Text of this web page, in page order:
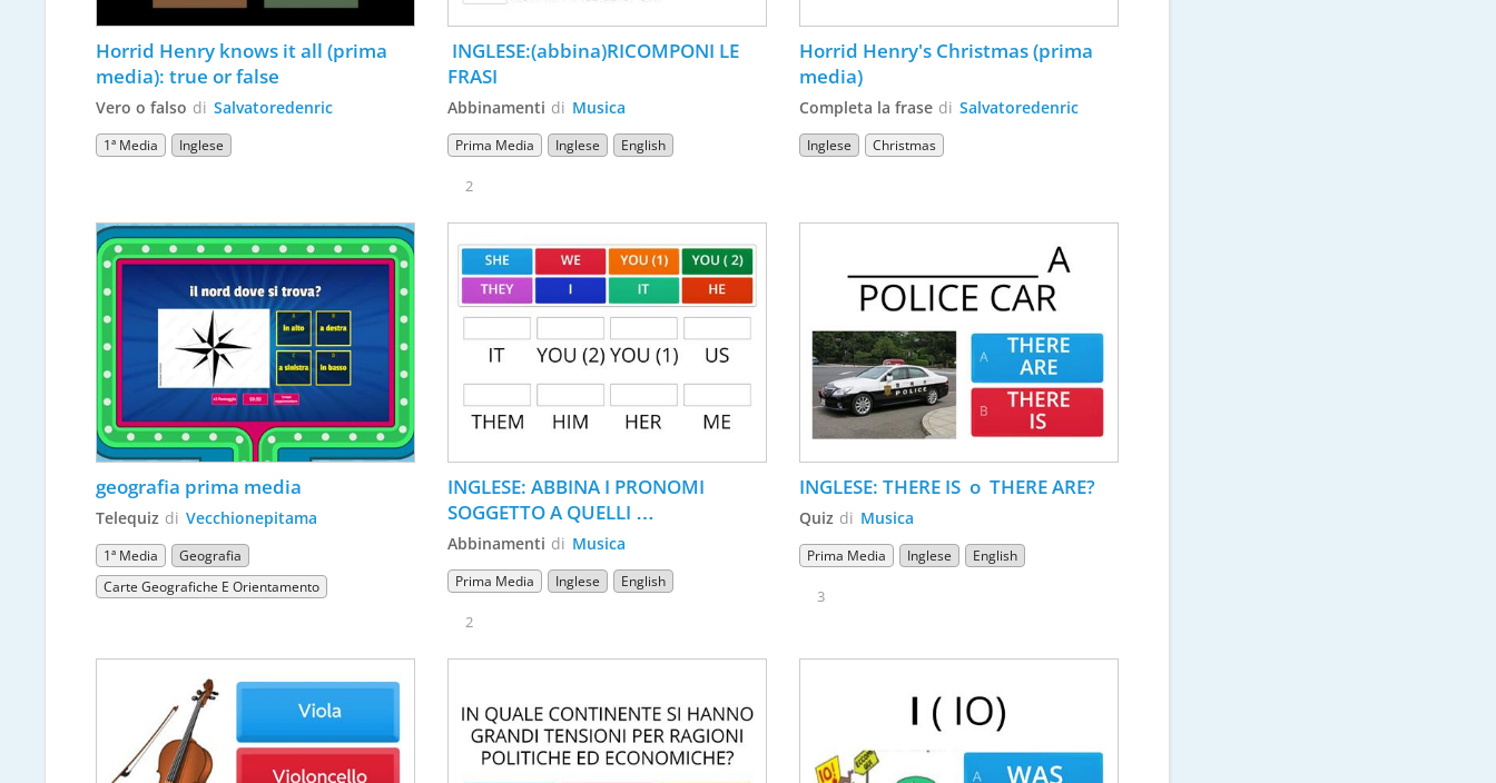
Horrid Henry knows it all (prima
media): true or false
Vero o falso di Salvatoredenric
1ª Media Inglese
INGLESE:(abbina)RICOMPONI LE
FRASI
Abbinamenti di Musica
Prima Media Inglese English
2
Horrid Henry's Christmas (prima
media)
Completa la frase di Salvatoredenric
Inglese Christmas
geografia prima media
Telequiz di Vecchionepitama
1ª Media
Geografia
Carte Geografiche E Orientamento
INGLESE: ABBINA I PRONOMI
SOGGETTO A QUELLI
COMPLEMENTO
Abbinamenti di Musica
Prima Media Inglese English
2
INGLESE: THERE IS  o  THERE ARE?
Quiz di Musica
Prima Media Inglese English
3